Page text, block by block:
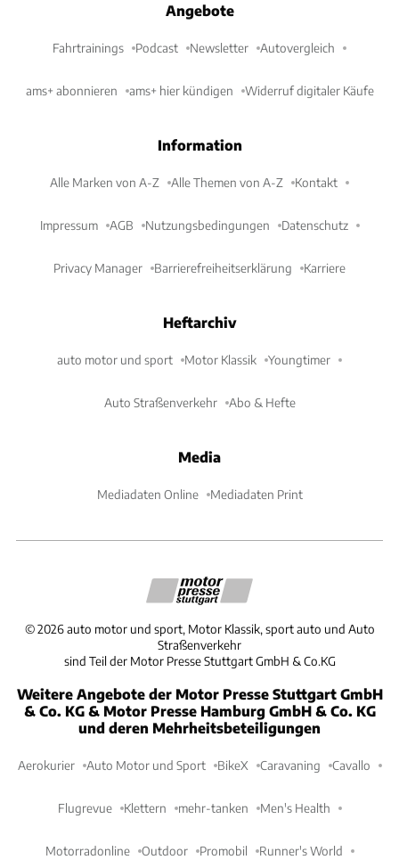
Angebote
Fahrtrainings Podcast Newsletter Autovergleich
ams+ abonnieren ams+ hier kündigen Widerruf digitaler Käufe
Information
Alle Marken von A-Z Alle Themen von A-Z Kontakt
Impressum AGB Nutzungsbedingungen Datenschutz
Privacy Manager Barrierefreiheitserklärung Karriere
Heftarchiv
auto motor und sport Motor Klassik Youngtimer
Auto Straßenverkehr Abo & Hefte
Media
Mediadaten Online Mediadaten Print
©2026 auto motor und sport, Motor Klassik, sport auto und Auto
Straßenverkehr
sind Teil der Motor Presse Stuttgart GmbH & Co.KG
Weitere Angebote der Motor Presse Stuttgart GmbH
& Co. KG & Motor Presse Hamburg GmbH & Co. KG
und deren Mehrheitsbeteiligungen
Aerokurier Auto Motor und Sport BikeX Caravaning Cavallo
Flugrevue Klettern mehr-tanken Men's Health
Motorradonline Outdoor Promobil Runner's World